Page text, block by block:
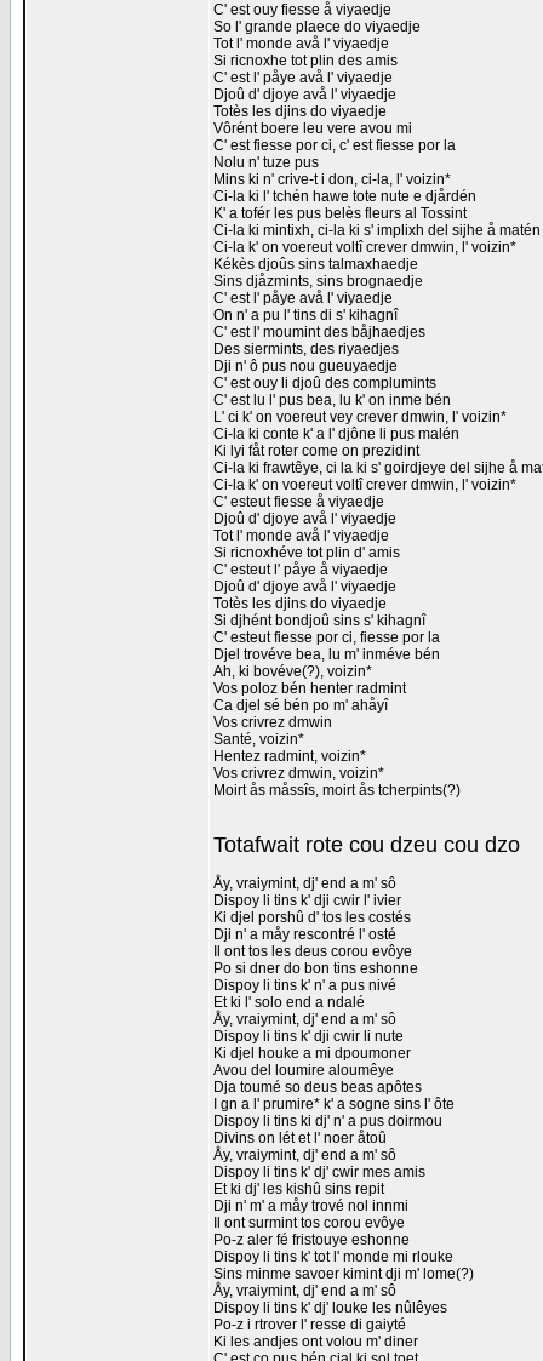
C' est ouy fiesse å viyaedje
So l' grande plaece do viyaedje
Tot l' monde avå l' viyaedje
Si ricnoxhe tot plin des amis
C' est l' påye avå l' viyaedje
Djoû d' djoye avå l' viyaedje
Totès les djins do viyaedje
Vôrént boere leu vere avou mi
C' est fiesse por ci, c' est fiesse por la
Nolu n' tuze pus
Mins ki n' crive-t i don, ci-la, l' voizin*
Ci-la ki l' tchén hawe tote nute e djårdén
K' a tofér les pus belès fleurs al Tossint
Ci-la ki mintixh, ci-la ki s' implixh del sijhe å matén
Ci-la k' on voereut voltî crever dmwin, l' voizin*
Kékès djoûs sins talmaxhaedje
Sins djåzmints, sins brognaedje
C' est l' påye avå l' viyaedje
On n' a pu l' tins di s' kihagnî
C' est l' moumint des båjhaedjes
Des siermints, des riyaedjes
Dji n' ô pus nou gueuyaedje
C' est ouy li djoû des complumints
C' est lu l' pus bea, lu k' on inme bén
L' ci k' on voereut vey crever dmwin, l' voizin*
Ci-la ki conte k' a l' djône li pus malén
Ki lyi fåt roter come on prezidint
Ci-la ki frawtêye, ci la ki s' goirdjeye del sijhe å
Ci-la k' on voereut voltî crever dmwin, l' voizin*
C' esteut fiesse å viyaedje
Djoû d' djoye avå l' viyaedje
Tot l' monde avå l' viyaedje
Si ricnoxhéve tot plin d' amis
C' esteut l' påye å viyaedje
Djoû d' djoye avå l' viyaedje
Totès les djins do viyaedje
Si djhént bondjoû sins s' kihagnî
C' esteut fiesse por ci, fiesse por la
Djel trovéve bea, lu m' inméve bén
Ah, ki bovéve(?), voizin*
Vos poloz bén henter radmint
Ca djel sé bén po m' ahåyî
Vos crivrez dmwin
Santé, voizin*
Hentez radmint, voizin*
Vos crivrez dmwin, voizin*
Moirt ås måssîs, moirt ås tcherpints(?)
Totafwait rote cou dzeu cou dzo
Åy, vraiymint, dj' end a m' sô
Dispoy li tins k' dji cwir l' ivier
Ki djel porshû d' tos les costés
Dji n' a måy rescontré l' osté
Il ont tos les deus corou evôye
Po si dner do bon tins eshonne
Dispoy li tins k' n' a pus nivé
Et ki l' solo end a ndalé
Åy, vraiymint, dj' end a m' sô
Dispoy li tins k' dji cwir li nute
Ki djel houke a mi dpoumoner
Avou del loumire aloumêye
Dja toumé so deus beas apôtes
I gn a l' prumire* k' a sogne sins l' ôte
Dispoy li tins ki dj' n' a pus doirmou
Divins on lét et l' noer åtoû
Åy, vraiymint, dj' end a m' sô
Dispoy li tins k' dj' cwir mes amis
Et ki dj' les kishû sins repit
Dji n' m' a måy trové nol innmi
Il ont surmint tos corou evôye
Po-z aler fé fristouye eshonne
Dispoy li tins k' tot l' monde mi rlouke
Sins minme savoer kimint dji m' lome(?)
Åy, vraiymint, dj' end a m' sô
Dispoy li tins k' dj' louke les nûlêyes
Po-z i rtrover l' resse di gaiyté
Ki les andjes ont volou m' diner